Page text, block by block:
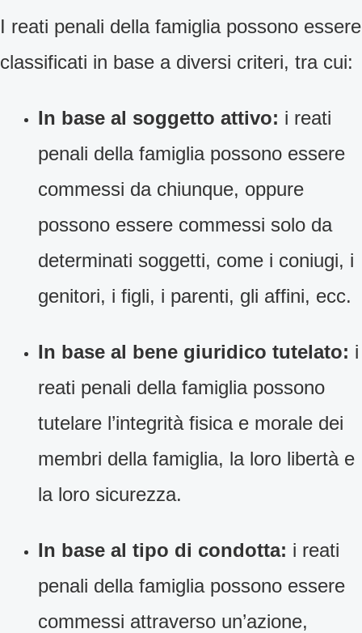
I reati penali della famiglia possono essere
classificati in base a diversi criteri, tra cui:
In base al soggetto attivo: i reati
penali della famiglia possono essere
commessi da chiunque, oppure
possono essere commessi solo da
determinati soggetti, come i coniugi, i
genitori, i figli, i parenti, gli affini, ecc.
In base al bene giuridico tutelato: i
reati penali della famiglia possono
tutelare l’integrità fisica e morale dei
membri della famiglia, la loro libertà e
la loro sicurezza.
In base al tipo di condotta: i reati
penali della famiglia possono essere
commessi attraverso un’azione,